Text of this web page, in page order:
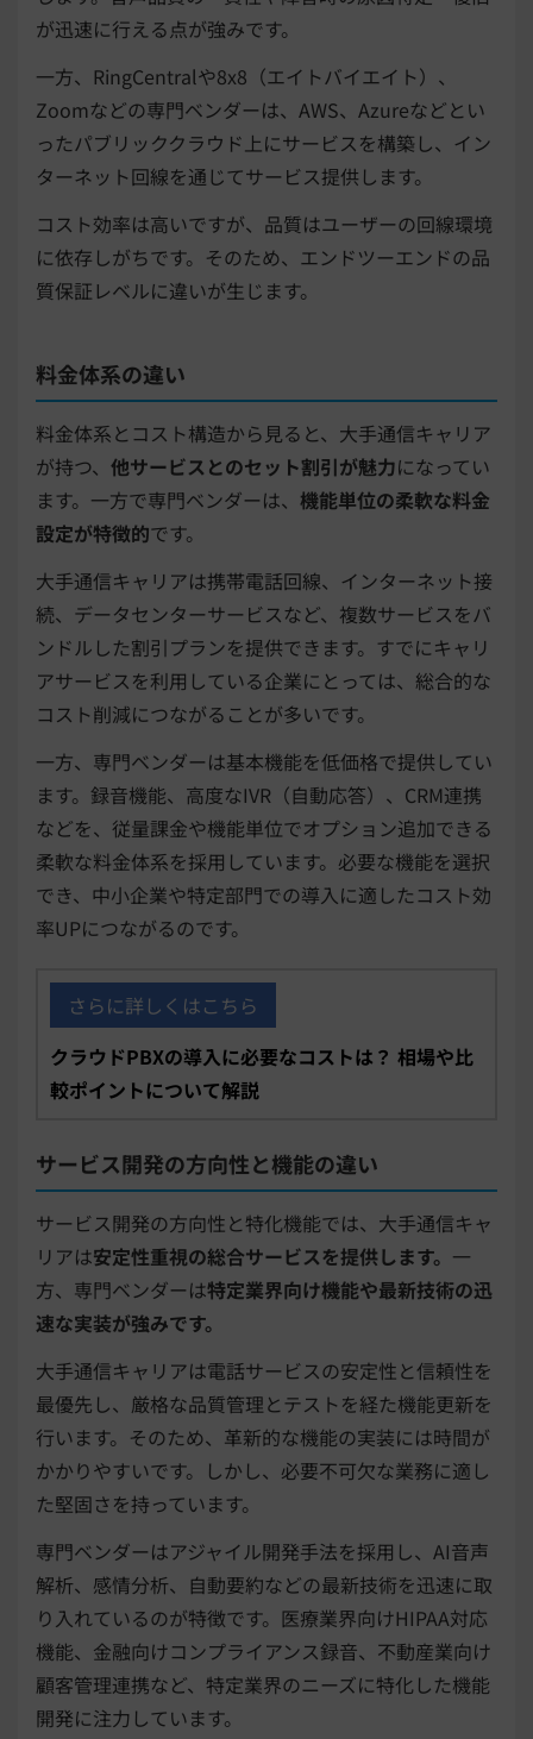
が迅速に行える点が強みです。
一方、RingCentralや8x8（エイトバイエイト）、
Zoomなどの専門ベンダーは、AWS、Azureなどとい
ったパブリッククラウド上にサービスを構築し、イン
ターネット回線を通じてサービス提供します。
コスト効率は高いですが、品質はユーザーの回線環境
に依存しがちです。そのため、エンドツーエンドの品
質保証レベルに違いが生じます。
料金体系の違い
料金体系とコスト構造から見ると、大手通信キャリア
が持つ、 他サービスとのセット割引が魅力になってい
ます。一方で専門ベンダーは、 機能単位の柔軟な料金
設定が特徴的です。
大手通信キャリアは携帯電話回線、インターネット接
続、データセンターサービスなど、複数サービスをバ
ンドルした割引プランを提供できます。すでにキャリ
アサービスを利用している企業にとっては、総合的な
コスト削減につながることが多いです。
一方、専門ベンダーは基本機能を低価格で提供してい
ます。録音機能、高度なIVR（自動応答）、CRM連携
などを、従量課金や機能単位でオプション追加できる
柔軟な料金体系を採用しています。必要な機能を選択
でき、中小企業や特定部門での導入に適したコスト効
率UPにつながるのです。
さらに詳しくはこちら
クラウドPBXの導入に必要なコストは？ 相場や比
較ポイントについて解説
サービス開発の方向性と機能の違い
サービス開発の方向性と特化機能では、大手通信キャ
リアは安定性重視の総合サービスを提供します。 一
方、専門ベンダーは特定業界向け機能や最新技術の迅
速な実装が強みです。
大手通信キャリアは電話サービスの安定性と信頼性を
最優先し、厳格な品質管理とテストを経た機能更新を
行います。そのため、革新的な機能の実装には時間が
かかりやすいです。しかし、必要不可欠な業務に適し
た堅固さを持っています。
専門ベンダーはアジャイル開発手法を採用し、AI音声
解析、感情分析、自動要約などの最新技術を迅速に取
り入れているのが特徴です。医療業界向けHIPAA対応
機能、金融向けコンプライアンス録音、不動産業向け
顧客管理連携など、特定業界のニーズに特化した機能
開発に注力しています。